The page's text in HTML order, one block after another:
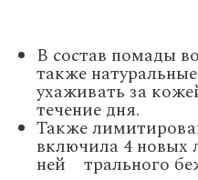
В состав помады
также
ухаживать за
течение дня.
Также
включила 4 новых
ней трального